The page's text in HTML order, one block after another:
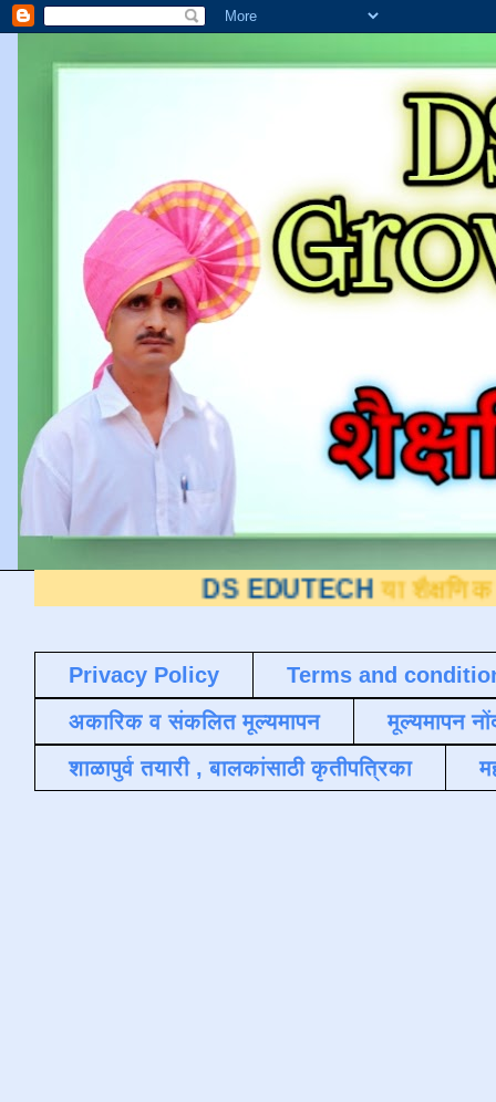
DS EDUTECH या शैक्षणिक ब्लॉगवर
Privacy Policy
Terms and
अकारिक व संकलित मूल्यमापन
मूल्यमापन
शाळापुर्व तयारी , बालकांसाठी कृतीपत्रिका